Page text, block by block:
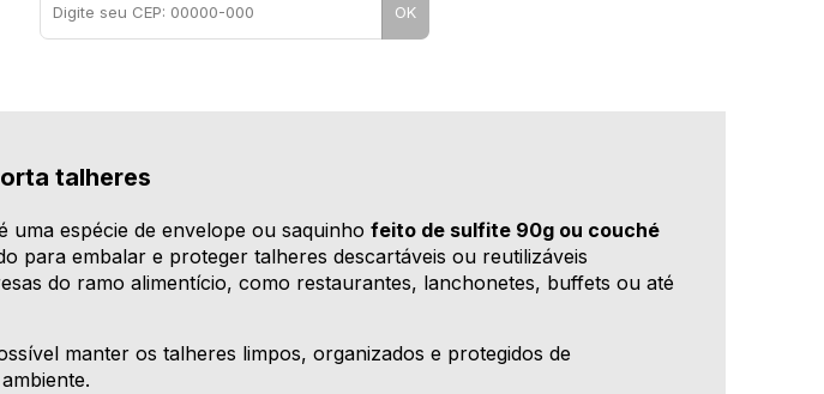
OK
talheres
uma espécie de envelope ou saquinhofeito de sulfite 90g ou couché
para embalar e proteger talheres descartáveis ou reutilizáveis
do ramo alimentício, como restaurantes, lanchonetes, buffets ou até
manter os talheres limpos, organizados e protegidos de